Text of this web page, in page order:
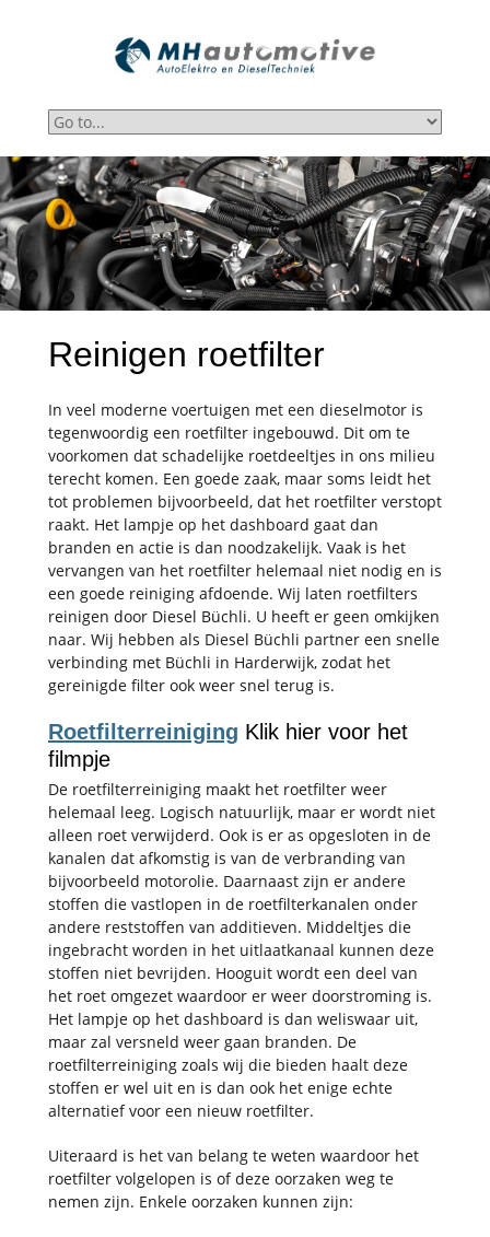
Reinigen roetfilter
In veel moderne voertuigen met een dieselmotor is
tegenwoordig een roetfilter ingebouwd. Dit om te
voorkomen dat schadelijke roetdeeltjes in ons milieu
terecht komen. Een goede zaak, maar soms leidt het
tot problemen bijvoorbeeld, dat het roetfilter verstopt
raakt. Het lampje op het dashboard gaat dan
branden en actie is dan noodzakelijk. Vaak is het
vervangen van het roetfilter helemaal niet nodig en is
een goede reiniging afdoende. Wij laten roetfilters
reinigen door Diesel Büchli. U heeft er geen omkijken
naar. Wij hebben als Diesel Büchli partner een snelle
verbinding met Büchli in Harderwijk, zodat het
gereinigde filter ook weer snel terug is.
Roetfilterreiniging Klik hier voor het
filmpje
De roetfilterreiniging maakt het roetfilter weer
helemaal leeg. Logisch natuurlijk, maar er wordt niet
alleen roet verwijderd. Ook is er as opgesloten in de
kanalen dat afkomstig is van de verbranding van
bijvoorbeeld motorolie. Daarnaast zijn er andere
stoffen die vastlopen in de roetfilterkanalen onder
andere reststoffen van additieven. Middeltjes die
ingebracht worden in het uitlaatkanaal kunnen deze
stoffen niet bevrijden. Hooguit wordt een deel van
het roet omgezet waardoor er weer doorstroming is.
Het lampje op het dashboard is dan weliswaar uit,
maar zal versneld weer gaan branden. De
roetfilterreiniging zoals wij die bieden haalt deze
stoffen er wel uit en is dan ook het enige echte
alternatief voor een nieuw roetfilter.
Uiteraard is het van belang te weten waardoor het
roetfilter volgelopen is of deze oorzaken weg te
nemen zijn. Enkele oorzaken kunnen zijn: